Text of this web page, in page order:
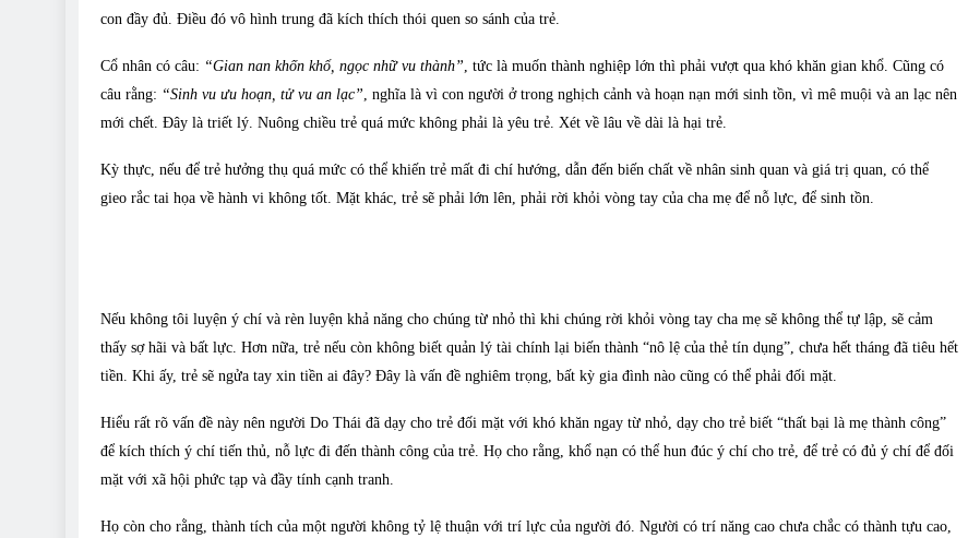
con đầy đủ. Điều đó vô hình trung đã kích thích thói quen so sánh của trẻ.
Cổ nhân có câu: “Gian nan khốn khổ, ngọc nhữ vu thành” , tức là muốn thành nghiệp lớn thì phải vượt qua khó khăn gian khổ. Cũng có
câu rằng: “Sinh vu ưu hoạn, tử vu an lạc” , nghĩa là vì con người ở trong nghịch cảnh và hoạn nạn mới sinh tồn, vì mê muội và an lạc nên
mới chết. Đây là triết lý. Nuông chiều trẻ quá mức không phải là yêu trẻ. Xét về lâu về dài là hại trẻ.
Kỳ thực, nếu để trẻ hưởng thụ quá mức có thể khiến trẻ mất đi chí hướng, dẫn đến biến chất về nhân sinh quan và giá trị quan, có thể
gieo rắc tai họa về hành vi không tốt. Mặt khác, trẻ sẽ phải lớn lên, phải rời khỏi vòng tay của cha mẹ để nỗ lực, để sinh tồn.
Nếu không tôi luyện ý chí và rèn luyện khả năng cho chúng từ nhỏ thì khi chúng rời khỏi vòng tay cha mẹ sẽ không thể tự lập, sẽ cảm
thấy sợ hãi và bất lực. Hơn nữa, trẻ nếu còn không biết quản lý tài chính lại biến thành “nô lệ của thẻ tín dụng”, chưa hết tháng đã tiêu hết
tiền. Khi ấy, trẻ sẽ ngửa tay xin tiền ai đây? Đây là vấn đề nghiêm trọng, bất kỳ gia đình nào cũng có thể phải đối mặt.
Hiểu rất rõ vấn đề này nên người Do Thái đã dạy cho trẻ đối mặt với khó khăn ngay từ nhỏ, dạy cho trẻ biết “thất bại là mẹ thành công”
để kích thích ý chí tiến thủ, nỗ lực đi đến thành công của trẻ. Họ cho rằng, khổ nạn có thể hun đúc ý chí cho trẻ, để trẻ có đủ ý chí để đối
mặt với xã hội phức tạp và đầy tính cạnh tranh.
Họ còn cho rằng, thành tích của một người không tỷ lệ thuận với trí lực của người đó. Người có trí năng cao chưa chắc có thành tựu cao,